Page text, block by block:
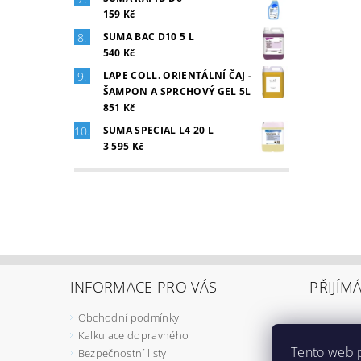
159 Kč
SUMA BAC D10 5 L
540 Kč
LAPE COLL. ORIENTÁLNÍ ČAJ -
ŠAMPON A SPRCHOVÝ GEL 5L
851 Kč
SUMA SPECIAL L4 20 L
3 595 Kč
INFORMACE PRO VÁS
Obchodní podmínky
Kalkulace dopravného
Bezpečnostní listy
Tento web